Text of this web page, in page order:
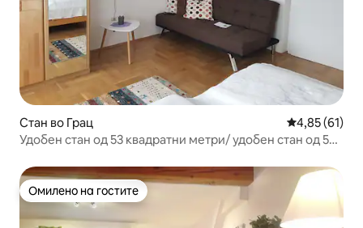
Стан во Грац Просечна
4,85 (61)
Удобен стан од 53 квадратни метри/ удобен стан од 53
Омилено на гостите
Омилено на гостите